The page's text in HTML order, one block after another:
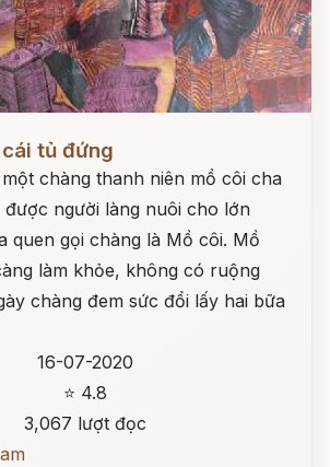
tủ đứng
chàng thanh niên mồ côi cha
được người làng nuôi cho lớn
quen gọi chàng là Mồ côi. Mồ
làm khỏe, không có ruộng
chàng đem sức đổi lấy hai bữa
16-07-2020
⭐ 4.8
3,067 lượt đọc